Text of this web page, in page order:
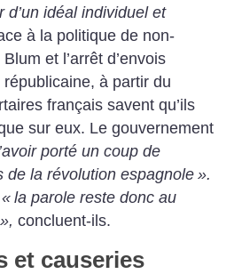
d’un idéal individuel et
à la politique de non-
et l’arrêt d’envois
républicaine, à partir du
français savent qu’ils
sur eux. Le gouvernement
porté un coup de
de la révolution espagnole ».
« la parole reste donc au
»,concluent-ils.
et causeries